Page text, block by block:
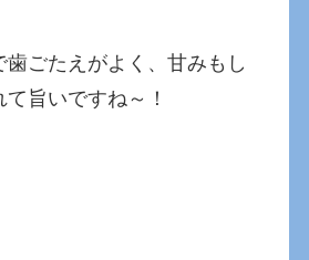
ごたえがよく、甘みもし
旨いですね～！